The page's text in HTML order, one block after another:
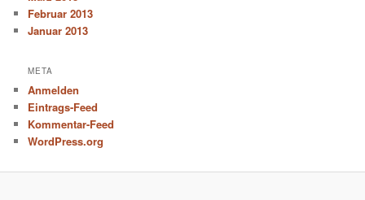
Februar 2013
Januar 2013
META
Anmelden
Eintrags-Feed
Kommentar-Feed
WordPress.org